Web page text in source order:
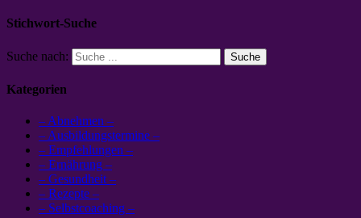
Stichwort-Suche
Suche nach:
Kategorien
– Abnehmen –
– Ausbildungstermine –
– Empfehlungen –
– Ernährung –
– Gesundheit –
– Rezepte –
– Selbstcoaching –